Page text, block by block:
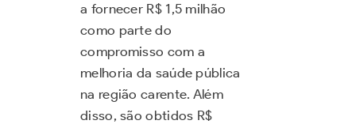
a fornecer R$ 1,5 milhão
como parte do
compromisso com a
melhoria da saúde pública
na região carente. Além
disso, são obtidos R$